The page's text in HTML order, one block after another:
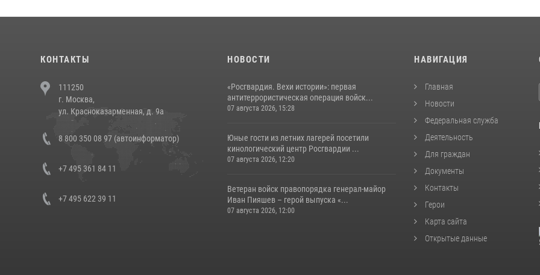
КОНТАКТЫ
111250
г. Москва,
ул. Красноказарменная, д. 9а
8 800 350 08 97 (автоинформатор)
+7 495 361 84 11
+7 495 622 39 11
НОВОСТИ
«Росгвардия. Вехи истории»: первая
антитеррористическая операция войск...
07 августа 2026, 15:28
Юные гости из летних лагерей посетили
кинологический центр Росгвардии ...
07 августа 2026, 12:20
Ветеран войск правопорядка генерал-майор
Иван Пияшев – герой выпуска «...
07 августа 2026, 12:00
НАВИГАЦИЯ
Главная
Новости
Федеральная служба
Деятельность
Для граждан
Документы
Контакты
Герои
Карта сайта
Открытые данные